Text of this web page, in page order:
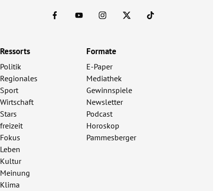
Ressorts
Politik
Regionales
Sport
Wirtschaft
Stars
freizeit
Fokus
Leben
Kultur
Meinung
Klima
Formate
E-Paper
Mediathek
Gewinnspiele
Newsletter
Podcast
Horoskop
Pammesberger